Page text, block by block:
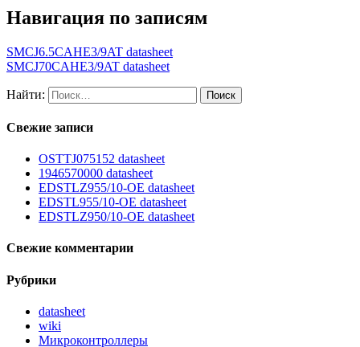
Навигация по записям
SMCJ6.5CAHE3/9AT datasheet
SMCJ70CAHE3/9AT datasheet
Найти:
Свежие записи
OSTTJ075152 datasheet
1946570000 datasheet
EDSTLZ955/10-OE datasheet
EDSTL955/10-OE datasheet
EDSTLZ950/10-OE datasheet
Свежие комментарии
Рубрики
datasheet
wiki
Микроконтроллеры